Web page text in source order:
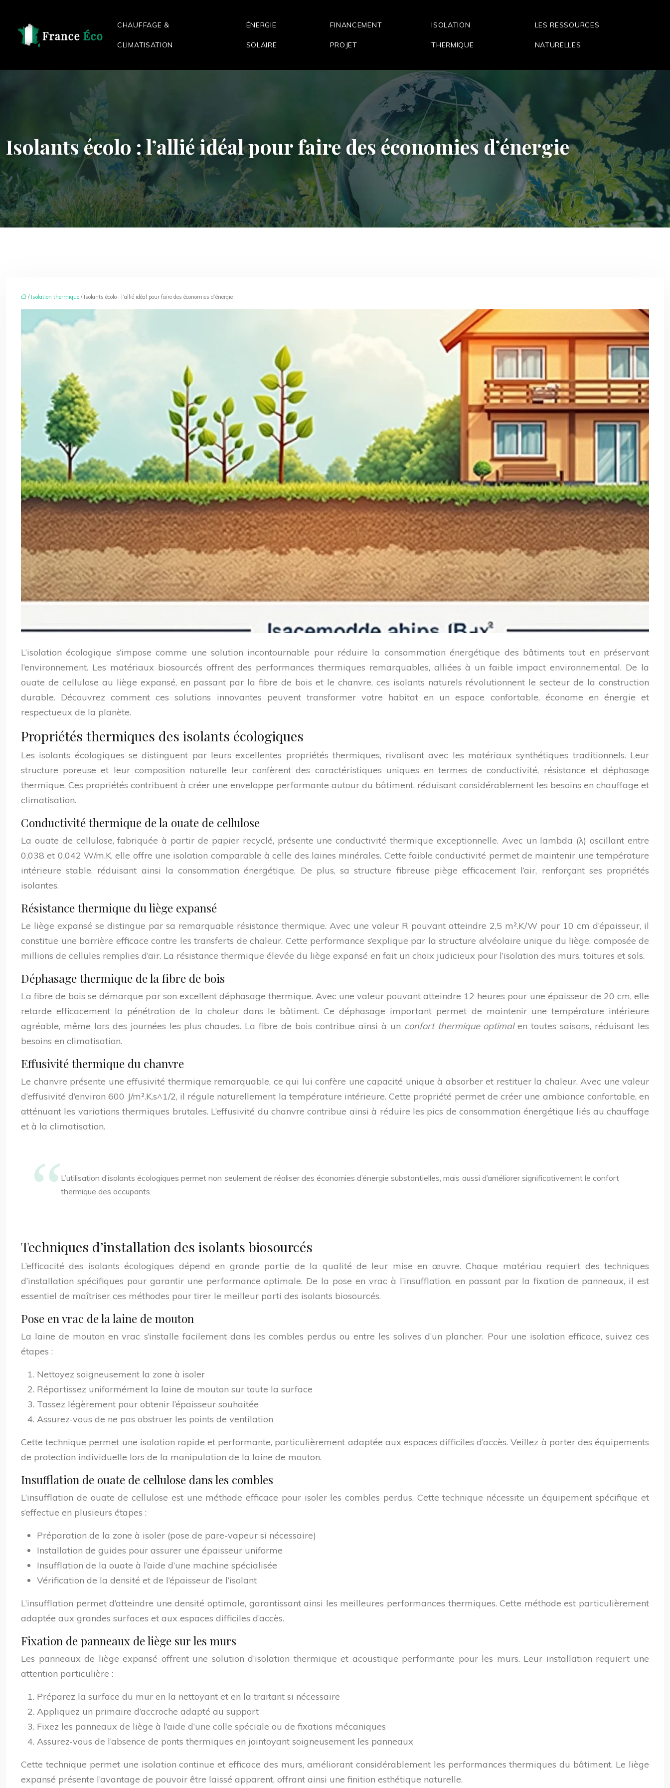
CHAUFFAGE &
CLIMATISATION
ÉNERGIE
SOLAIRE
FINANCEMENT
PROJET
ISOLATION
THERMIQUE
LES RESSOURCES
NATURELLES
Isolants écolo : l’allié idéal pour faire des économies d’énergie
/ Isolation thermique / Isolants écolo : l’allié idéal pour faire des économies d’énergie
L’isolation écologique s’impose comme une solution incontournable pour réduire la consommation énergétique des bâtiments tout en préservant
l’environnement. Les matériaux biosourcés offrent des performances thermiques remarquables, alliées à un faible impact environnemental. De la
ouate de cellulose au liège expansé, en passant par la fibre de bois et le chanvre, ces isolants naturels révolutionnent le secteur de la construction
durable. Découvrez comment ces solutions innovantes peuvent transformer votre habitat en un espace confortable, économe en énergie et
respectueux de la planète.
Propriétés thermiques des isolants écologiques
Les isolants écologiques se distinguent par leurs excellentes propriétés thermiques, rivalisant avec les matériaux synthétiques traditionnels. Leur
structure poreuse et leur composition naturelle leur confèrent des caractéristiques uniques en termes de conductivité, résistance et déphasage
thermique. Ces propriétés contribuent à créer une enveloppe performante autour du bâtiment, réduisant considérablement les besoins en chauffage et
climatisation.
Conductivité thermique de la ouate de cellulose
La ouate de cellulose, fabriquée à partir de papier recyclé, présente une conductivité thermique exceptionnelle. Avec un lambda (λ) oscillant entre
0,038 et 0,042 W/m.K, elle offre une isolation comparable à celle des laines minérales. Cette faible conductivité permet de maintenir une température
intérieure stable, réduisant ainsi la consommation énergétique. De plus, sa structure fibreuse piège efficacement l’air, renforçant ses propriétés
isolantes.
Résistance thermique du liège expansé
Le liège expansé se distingue par sa remarquable résistance thermique. Avec une valeur R pouvant atteindre 2,5 m².K/W pour 10 cm d’épaisseur, il
constitue une barrière efficace contre les transferts de chaleur. Cette performance s’explique par la structure alvéolaire unique du liège, composée de
millions de cellules remplies d’air. La résistance thermique élevée du liège expansé en fait un choix judicieux pour l’isolation des murs, toitures et sols.
Déphasage thermique de la fibre de bois
La fibre de bois se démarque par son excellent déphasage thermique. Avec une valeur pouvant atteindre 12 heures pour une épaisseur de 20 cm, elle
retarde efficacement la pénétration de la chaleur dans le bâtiment. Ce déphasage important permet de maintenir une température intérieure
agréable, même lors des journées les plus chaudes. La fibre de bois contribue ainsi à un confort thermique optimalen toutes saisons, réduisant les
besoins en climatisation.
Effusivité thermique du chanvre
Le chanvre présente une effusivité thermique remarquable, ce qui lui confère une capacité unique à absorber et restituer la chaleur. Avec une valeur
d’effusivité d’environ 600 J/m².K.s^1/2, il régule naturellement la température intérieure. Cette propriété permet de créer une ambiance confortable, en
atténuant les variations thermiques brutales. L’effusivité du chanvre contribue ainsi à réduire les pics de consommation énergétique liés au chauffage
et à la climatisation.
L’utilisation d’isolants écologiques permet non seulement de réaliser des économies d’énergie substantielles, mais aussi d’améliorer significativement le confort
thermique des occupants.
Techniques d’installation des isolants biosourcés
L’efficacité des isolants écologiques dépend en grande partie de la qualité de leur mise en œuvre. Chaque matériau requiert des techniques
d’installation spécifiques pour garantir une performance optimale. De la pose en vrac à l’insufflation, en passant par la fixation de panneaux, il est
essentiel de maîtriser ces méthodes pour tirer le meilleur parti des isolants biosourcés.
Pose en vrac de la laine de mouton
La laine de mouton en vrac s’installe facilement dans les combles perdus ou entre les solives d’un plancher. Pour une isolation efficace, suivez ces
étapes :
Nettoyez soigneusement la zone à isoler
Répartissez uniformément la laine de mouton sur toute la surface
Tassez légèrement pour obtenir l’épaisseur souhaitée
Assurez-vous de ne pas obstruer les points de ventilation
Cette technique permet une isolation rapide et performante, particulièrement adaptée aux espaces difficiles d’accès. Veillez à porter des équipements
de protection individuelle lors de la manipulation de la laine de mouton.
Insufflation de ouate de cellulose dans les combles
L’insufflation de ouate de cellulose est une méthode efficace pour isoler les combles perdus. Cette technique nécessite un équipement spécifique et
s’effectue en plusieurs étapes :
Préparation de la zone à isoler (pose de pare-vapeur si nécessaire)
Installation de guides pour assurer une épaisseur uniforme
Insufflation de la ouate à l’aide d’une machine spécialisée
Vérification de la densité et de l’épaisseur de l’isolant
L’insufflation permet d’atteindre une densité optimale, garantissant ainsi les meilleures performances thermiques. Cette méthode est particulièrement
adaptée aux grandes surfaces et aux espaces difficiles d’accès.
Fixation de panneaux de liège sur les murs
Les panneaux de liège expansé offrent une solution d’isolation thermique et acoustique performante pour les murs. Leur installation requiert une
attention particulière :
Préparez la surface du mur en la nettoyant et en la traitant si nécessaire
Appliquez un primaire d’accroche adapté au support
Fixez les panneaux de liège à l’aide d’une colle spéciale ou de fixations mécaniques
Assurez-vous de l’absence de ponts thermiques en jointoyant soigneusement les panneaux
Cette technique permet une isolation continue et efficace des murs, améliorant considérablement les performances thermiques du bâtiment. Le liège
expansé présente l’avantage de pouvoir être laissé apparent, offrant ainsi une finition esthétique naturelle.